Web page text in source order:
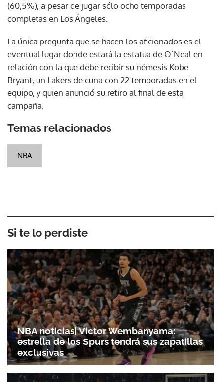
(60,5%), a pesar de jugar sólo ocho temporadas
completas en Los Ángeles.
La única pregunta que se hacen los aficionados es el
eventual lugar donde estará la estatua de O`Neal en
relación con la que debe recibir su némesis Kobe
Bryant, un Lakers de cuna con 22 temporadas en el
equipo, y quien anunció su retiro al final de esta
campaña.
Temas relacionados
NBA
Si te lo perdiste
NBA noticias| Victor Wembanyama:
estrella de los Spurs tendrá sus zapatillas
exclusivas